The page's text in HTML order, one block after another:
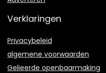
Verklaringen
Privacybeleid
algemene voorwaarden
Gelieerde openbaarmaking